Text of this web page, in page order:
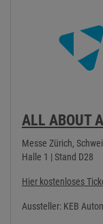
ALL ABOUT
Messe Zürich,
Halle 1 | Stand D28
Hier kostenloses
Aussteller: KEB